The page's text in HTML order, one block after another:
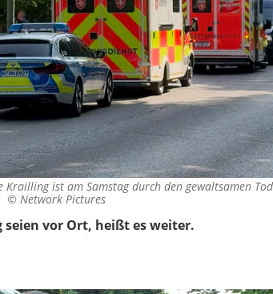
Krailling ist am Samstag durch den gewaltsamen
© Network Pictures
vor Ort, heißt es weiter.